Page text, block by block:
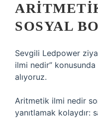
SOSYAL
Sevgili Ledpower
ilmi nedir”
alıyoruz.
Aritmetik ilmi nedir
yanıtlamak kolaydır: